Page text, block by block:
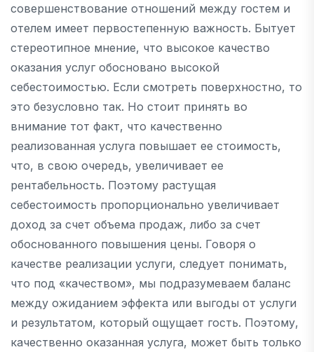
совершенствование отношений между гостем и
отелем имеет первостепенную важность. Бытует
стереотипное мнение, что высокое качество
оказания услуг обосновано высокой
себестоимостью. Если смотреть поверхностно, то
это безусловно так. Но стоит принять во
внимание тот факт, что качественно
реализованная услуга повышает ее стоимость,
что, в свою очередь, увеличивает ее
рентабельность. Поэтому растущая
себестоимость пропорционально увеличивает
доход за счет объема продаж, либо за счет
обоснованного повышения цены. Говоря о
качестве реализации услуги, следует понимать,
что под «качеством», мы подразумеваем баланс
между ожиданием эффекта или выгоды от услуги
и результатом, который ощущает гость. Поэтому,
качественно оказанная услуга, может быть только